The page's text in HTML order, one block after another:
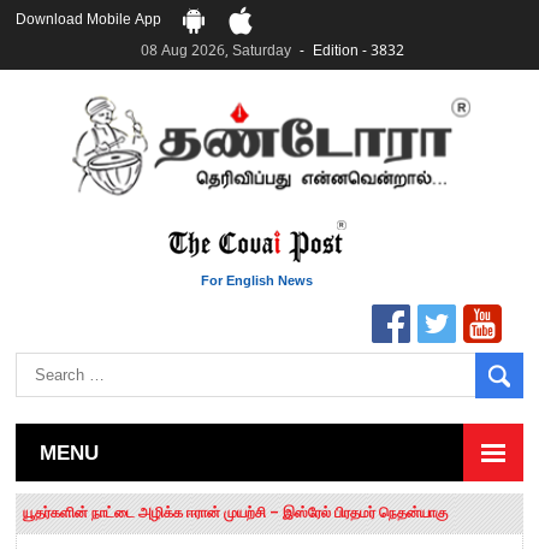
Download Mobile App
08 Aug 2026, Saturday
Edition - 3832
For English News
MENU
தமிழக சட்டப்பேரவையில் காலியிடங்கள் 6 ஆக உயர்வு
யூதர்களின் நாட்டை அழிக்க ஈரான் முயற்சி – இஸ்ரேல் பிரதமர் நெதன்யாகு
“மக்களால் நிராகரிக்கப்பட்டவர் ஸ்டாலின்!” – செங்கோட்டையன்